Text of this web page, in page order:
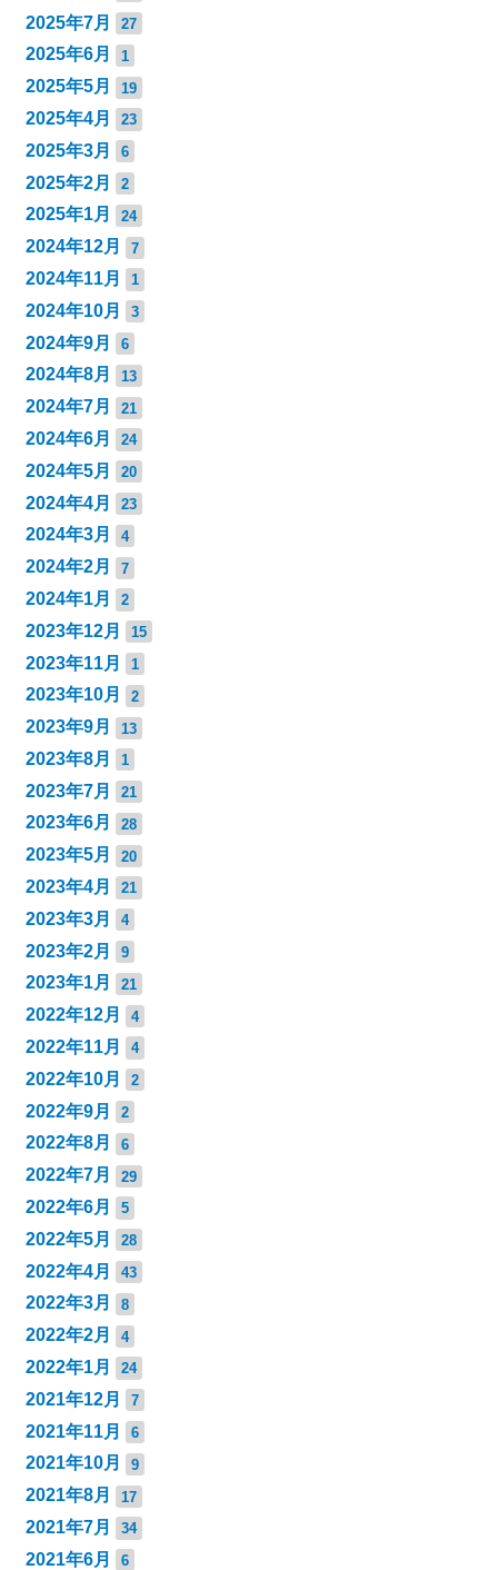
2025年7月 27
2025年6月 1
2025年5月 19
2025年4月 23
2025年3月 6
2025年2月 2
2025年1月 24
2024年12月 7
2024年11月 1
2024年10月 3
2024年9月 6
2024年8月 13
2024年7月 21
2024年6月 24
2024年5月 20
2024年4月 23
2024年3月 4
2024年2月 7
2024年1月 2
2023年12月 15
2023年11月 1
2023年10月 2
2023年9月 13
2023年8月 1
2023年7月 21
2023年6月 28
2023年5月 20
2023年4月 21
2023年3月 4
2023年2月 9
2023年1月 21
2022年12月 4
2022年11月 4
2022年10月 2
2022年9月 2
2022年8月 6
2022年7月 29
2022年6月 5
2022年5月 28
2022年4月 43
2022年3月 8
2022年2月 4
2022年1月 24
2021年12月 7
2021年11月 6
2021年10月 9
2021年8月 17
2021年7月 34
2021年6月 6